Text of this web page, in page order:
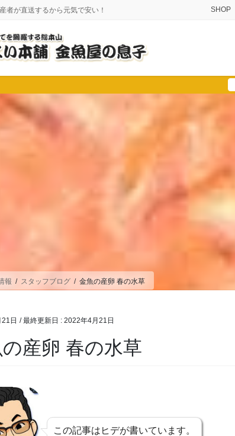
者が直送するから元気で安い！ SHOP
報 スタッフブログ 金魚の産卵 春の水草
日 / 最終更新日 :2022年4月21日
産卵 春の水草
この記事はヒデが書いています。